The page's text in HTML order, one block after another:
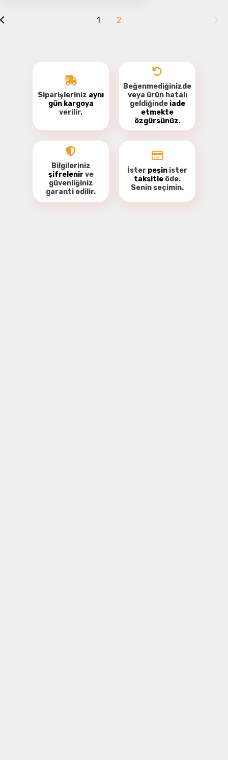
1 2
Siparişleriniz aynı
gün kargoya
verilir.
Beğenmediğinizde
veya ürün hatalı
geldiğinde iade
etmekte
özgürsünüz.
Bilgileriniz
şifrelenirve
güvenliğiniz
garanti edilir.
İster peşin ister
taksitle öde.
Senin seçimin.